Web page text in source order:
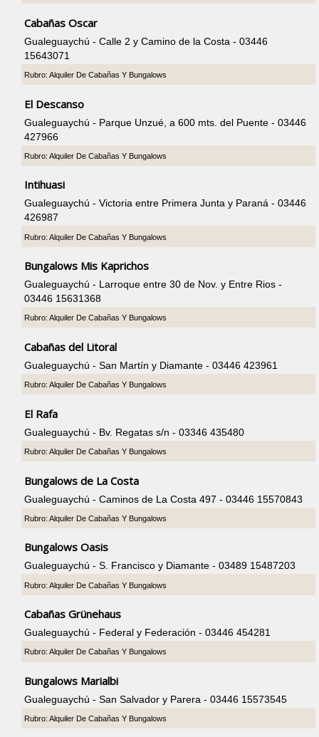
Cabañas Oscar
Gualeguaychú - Calle 2 y Camino de la Costa - 03446
15643071
Rubro: Alquiler De Cabañas Y Bungalows
El Descanso
Gualeguaychú - Parque Unzué, a 600 mts. del Puente - 03446
427966
Rubro: Alquiler De Cabañas Y Bungalows
Intihuasi
Gualeguaychú - Victoria entre Primera Junta y Paraná - 03446
426987
Rubro: Alquiler De Cabañas Y Bungalows
Bungalows Mis Kaprichos
Gualeguaychú - Larroque entre 30 de Nov. y Entre Rios -
03446 15631368
Rubro: Alquiler De Cabañas Y Bungalows
Cabañas del Litoral
Gualeguaychú - San Martín y Diamante - 03446 423961
Rubro: Alquiler De Cabañas Y Bungalows
El Rafa
Gualeguaychú - Bv. Regatas s/n - 03346 435480
Rubro: Alquiler De Cabañas Y Bungalows
Bungalows de La Costa
Gualeguaychú - Caminos de La Costa 497 - 03446 15570843
Rubro: Alquiler De Cabañas Y Bungalows
Bungalows Oasis
Gualeguaychú - S. Francisco y Diamante - 03489 15487203
Rubro: Alquiler De Cabañas Y Bungalows
Cabañas Grünehaus
Gualeguaychú - Federal y Federación - 03446 454281
Rubro: Alquiler De Cabañas Y Bungalows
Bungalows Marialbi
Gualeguaychú - San Salvador y Parera - 03446 15573545
Rubro: Alquiler De Cabañas Y Bungalows